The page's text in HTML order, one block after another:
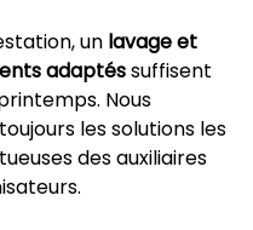
un lavage et
adaptés suffisent
Nous
les solutions les
des auxiliaires